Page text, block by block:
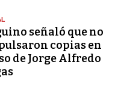
señaló que no
copias en
de Jorge Alfredo